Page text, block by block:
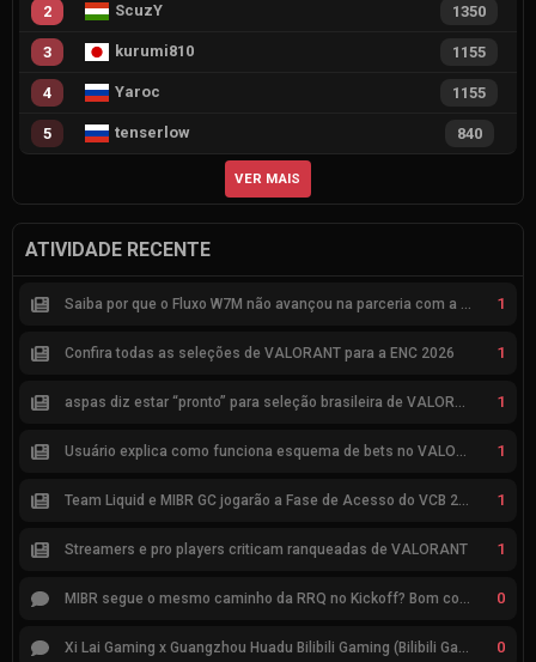
2 ScuzY 1350
3 kurumi810 1155
4 Yaroc 1155
5 tenserlow 840
VER MAIS
ATIVIDADE RECENTE
Saiba por que o Fluxo W7M não avançou na parceria com a Riot 1
Confira todas as seleções de VALORANT para a ENC 2026 1
aspas diz estar “pronto” para seleção brasileira de VALORANT 1
Usuário explica como funciona esquema de bets no VALORANT 1
Team Liquid e MIBR GC jogarão a Fase de Acesso do VCB 2026 1
Streamers e pro players criticam ranqueadas de VALORANT 1
MIBR segue o mesmo caminho da RRQ no Kickoff? Bom começo, mas risco de eliminação hoje 0
Xi Lai Gaming x Guangzhou Huadu Bilibili Gaming (Bilibili Gaming) 0